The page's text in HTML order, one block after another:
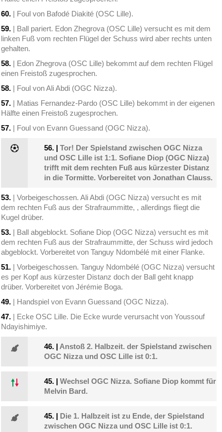
60. | Foul von Bafodé Diakité (OSC Lille).
59. | Ball pariert. Edon Zhegrova (OSC Lille) versucht es mit dem
linken Fuß vom rechten Flügel der Schuss wird aber rechts unten
gehalten.
58. | Edon Zhegrova (OSC Lille) bekommt auf dem rechten Flügel
einen Freistoß zugesprochen.
58. | Foul von Ali Abdi (OGC Nizza).
57. | Matias Fernandez-Pardo (OSC Lille) bekommt in der eigenen
Hälfte einen Freistoß zugesprochen.
57. | Foul von Evann Guessand (OGC Nizza).
56. |Tor! Der Spielstand zwischen OGC Nizza
und OSC Lille ist 1:1. Sofiane Diop (OGC Nizza)
trifft mit dem rechten Fuß aus kürzester Distanz
in die Tormitte. Vorbereitet von Jonathan Clauss.
53. | Vorbeigeschossen. Ali Abdi (OGC Nizza) versucht es mit
dem rechten Fuß aus der Strafraummitte, , allerdings fliegt die
Kugel drüber.
53. | Ball abgeblockt. Sofiane Diop (OGC Nizza) versucht es mit
dem rechten Fuß aus der Strafraummitte, der Schuss wird jedoch
abgeblockt. Vorbereitet von Tanguy Ndombélé mit einer Flanke.
51. | Vorbeigeschossen. Tanguy Ndombélé (OGC Nizza) versucht
es per Kopf aus kürzester Distanz doch der Ball geht knapp
drüber. Vorbereitet von Jérémie Boga.
49. | Handspiel von Evann Guessand (OGC Nizza).
47. | Ecke OSC Lille. Die Ecke wurde verursacht von Youssouf
Ndayishimiye.
46. | Anstoß 2. Halbzeit. der Spielstand zwischen
OGC Nizza und OSC Lille ist 0:1.
45. |Wechsel OGC Nizza. Sofiane Diop kommt für
Melvin Bard.
45. | Die 1. Halbzeit ist zu Ende, der Spielstand
zwischen OGC Nizza und OSC Lille ist 0:1.